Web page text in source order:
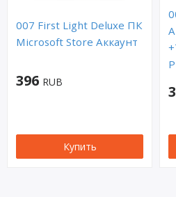
007 First Light Deluxe ПК
Microsoft Store Аккаунт
396 RUB
Купить